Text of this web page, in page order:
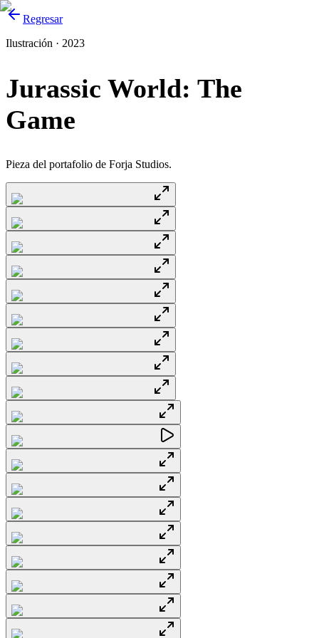
Regresar
Ilustración · 2023
Jurassic World: The
Game
Pieza del portafolio de Forja Studios.